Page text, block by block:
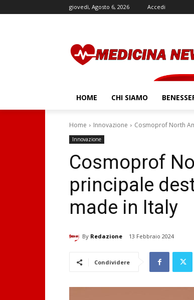
giovedì, Agosto 6, 2026 Accedi
HOME CHI SIAMO
Home Innovazione Cosmoprof North
Innovazione
Cosmoprof
principale
made in Italy
By Redazione 13 Febbraio 2024
Condividere